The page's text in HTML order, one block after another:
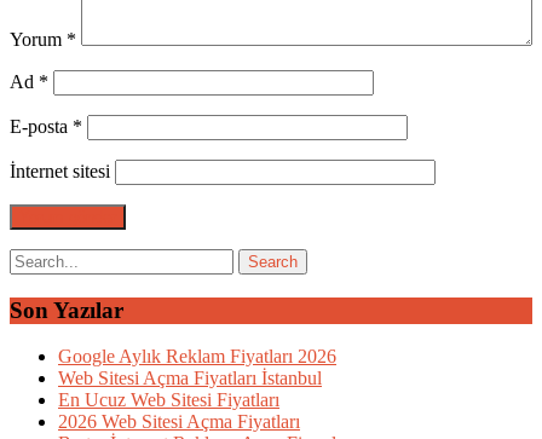
Yorum *
Ad *
E-posta *
İnternet sitesi
Son Yazılar
Google Aylık Reklam Fiyatları 2026
Web Sitesi Açma Fiyatları İstanbul
En Ucuz Web Sitesi Fiyatları
2026 Web Sitesi Açma Fiyatları